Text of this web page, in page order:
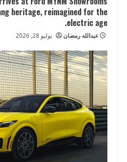
heritage, reimagined for the
electric age.
عبدالله رمضان يوليو 28, 2026